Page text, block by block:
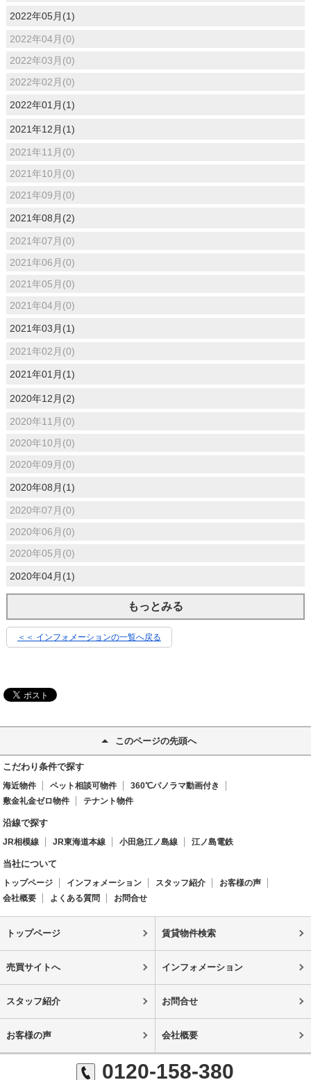
2022年05月(1)
2022年04月(0)
2022年03月(0)
2022年02月(0)
2022年01月(1)
2021年12月(1)
2021年11月(0)
2021年10月(0)
2021年09月(0)
2021年08月(2)
2021年07月(0)
2021年06月(0)
2021年05月(0)
2021年04月(0)
2021年03月(1)
2021年02月(0)
2021年01月(1)
2020年12月(2)
2020年11月(0)
2020年10月(0)
2020年09月(0)
2020年08月(1)
2020年07月(0)
2020年06月(0)
2020年05月(0)
2020年04月(1)
もっとみる
＜＜ インフォメーションの一覧へ戻る
このページの先頭へ
こだわり条件で探す
海近物件 ペット相談可物件
360℃パノラマ動画付き
敷金礼金ゼロ物件
テナント物件
沿線で探す
JR相模線 JR東海道本線 小田急江ノ島線 江ノ島電鉄
当社について
トップページ インフォメーション スタッフ紹介
お客様の声
会社概要
よくある質問 お問合せ
トップページ 賃貸物件検索
売買サイトへ インフォメーション
スタッフ紹介 お問合せ
お客様の声 会社概要
0120-158-380